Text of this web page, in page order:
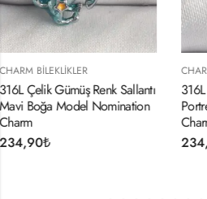
CHARM BILEKLIKLER
316L Çelik Gümüş Renk Renkli
Portre Model Nomination